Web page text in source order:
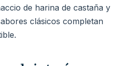
de harina de castaña y
clásicos completan